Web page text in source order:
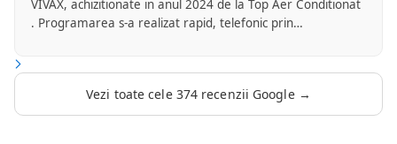
VIVAX, achizitionate in anul 2024 de la Top Aer Conditionat
. Programarea s-a realizat rapid, telefonic prin
va veni reprezentantul firmei Top Aer care se ocupa cu
serviciile de mentenanta. D-l Mircea Marinica a fost foarte
punctual si a sosit la ora convenita de comun acord. A
Vezi toate cele 374 recenzii Google →